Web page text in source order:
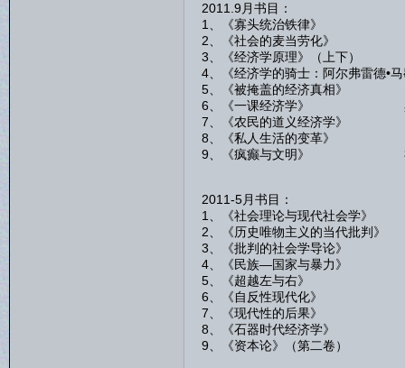
2011.9月书目：
1、《寡头统治铁律》
2、《社会的麦当劳化》
3、《经济学原理》（上下
4、《经济学的骑士：阿尔弗雷德
5、《被掩盖的经济真相》
6、《一课经济学》 黑
7、《农民的道义经济学》
8、《私人生活的变革》
9、《疯癫与文明》
2011-5月书目：
1、《社会理论与现代社会
2、《历史唯物主义的当代
3、《批判的社会学导论
4、《民族—国家与暴力
5、《超越左与右》
6、《自反性现代化》
7、《现代性的后果》
8、《石器时代经济学
9、《资本论》（第二